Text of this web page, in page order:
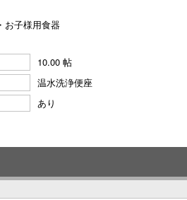
お子様用食器
10.00 帖
温水洗浄便座
あり